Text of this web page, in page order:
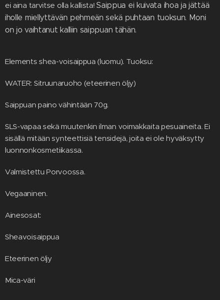
ei aina tarvitse olla kallista!Saippua ei kuivata ihoa ja jättää
iholle miellyttävän pehmeän sekä puhtaan tuoksun. Moni
on jo vaihtanut kalliin saippuan tähän.
Elements shea-voisaippua (luomu). Tuoksu:
WATER: Sitruunaruoho (eteerinen öljy)
Saippuan paino vähintään 70g.
SLS-vapaa sekä muutenkin ilman voimakkaita pesuaineita. Ei
sisällä mitään synteettisiä tensidejä, joita ei ole hyväksytty
luonnonkosmetiikassa.
Valmistettu Porvoossa.
Vegaaninen.
Ainesosat:
Sheavoisaippua
Eteerinen öljy
Mica-väri